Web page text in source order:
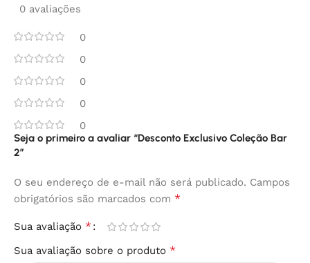
0 avaliações
0
0
0
0
0
Seja o primeiro a avaliar “Desconto Exclusivo Coleção Bar
2”
O seu endereço de e-mail não será publicado. Campos
obrigatórios são marcados com *
Sua avaliação *
Sua avaliação sobre o produto *